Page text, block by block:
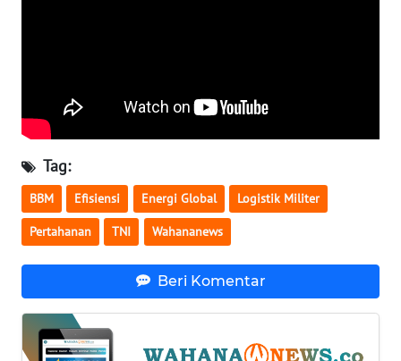
Tag:
BBM Efisiensi Energi Global Logistik Militer
Pertahanan TNI Wahananews
Beri Komentar
SULTRA
NTB
WN
SULTENG
SULBAR
WN